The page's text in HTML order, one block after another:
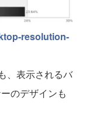
resolution-
、表示されるバ
のデザインも